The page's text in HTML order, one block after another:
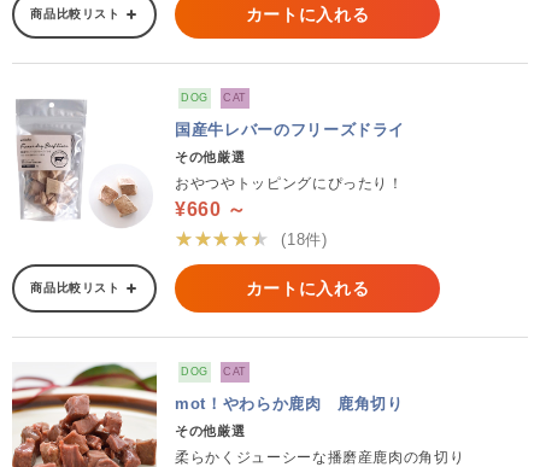
商品比較リスト カートに入れる
DOG CAT
国産牛レバーのフリーズドライ
その他厳選
おやつやトッピングにぴったり！
¥660 ～
★★★★★
(18件)
商品比較リスト カートに入れる
DOG CAT
mot！やわらか鹿肉 鹿角切り
その他厳選
柔らかくジューシーな播磨産鹿肉の角切り